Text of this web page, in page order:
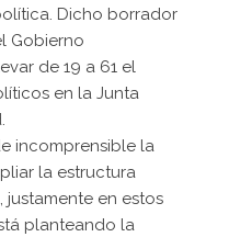
Dicho borrador
Gobierno
de 19 a 61 el
en la Junta
incomprensible la
la estructura
en estos
planteando la